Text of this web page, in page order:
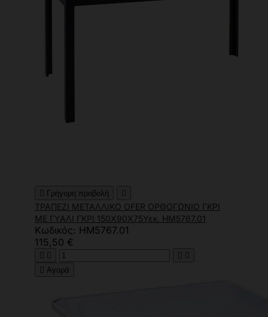
 Γρήγορη προβολή 
ΤΡΑΠΕΖΙ ΜΕΤΑΛΛΙΚΟ OFER ΟΡΘΟΓΩΝΙΟ ΓΚΡΙ
ΜΕ ΓΥΑΛΙ ΓΚΡΙ 150X90Χ75Υεκ. HM5767.01
Κωδικός: HM5767.01
115,50 €
   
 Αγορά